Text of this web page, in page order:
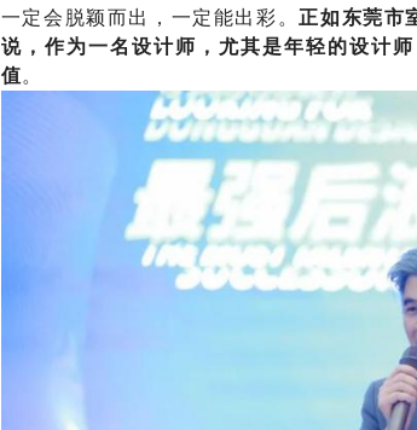
一定会脱颖而出，一定能出彩。 正如东莞市
说，作为一名设计师，尤其是年轻的设计
值。